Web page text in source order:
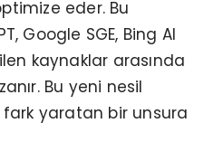
eder. Bu
Google SGE, Bing AI
kaynaklar arasında
Bu yeni nesil
yaratan bir unsura